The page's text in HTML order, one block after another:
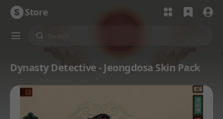
Store
Dynasty Detective - Jeongdosa Skin Pack